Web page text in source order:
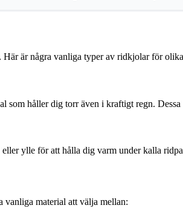
är några vanliga typer av ridkjolar för
håller dig torr även i kraftigt regn.
ylle för att hålla dig varm under kalla
material att välja mellan: